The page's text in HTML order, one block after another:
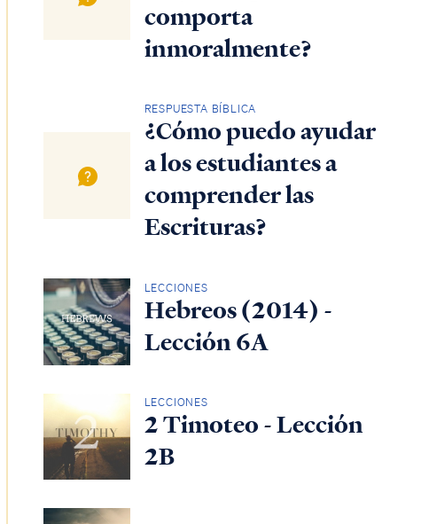
comporta
inmoralmente?
RESPUESTA BÍBLICA
¿Cómo puedo ayudar
a los estudiantes a
comprender las
Escrituras?
LECCIONES
Hebreos (2014) -
Lección 6A
LECCIONES
2 Timoteo - Lección
2B